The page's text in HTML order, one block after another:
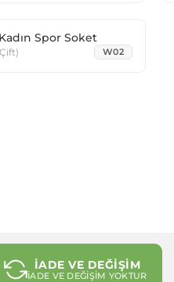
Asorti Sunny Kadın Spor Soket
Çift) W02
İADE VE DEĞİŞİM
İADE VE DEĞİŞİM YOKTUR